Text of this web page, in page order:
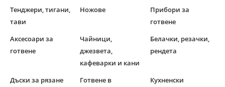
Тенджери, тигани,
тави
Ножове
Прибори за
готвене
Аксесоари за
готвене
Чайници,
джезвета,
кафеварки и кани
Белачки, резачки,
рендета
Дъски за рязане
Готвене в
Кухненски